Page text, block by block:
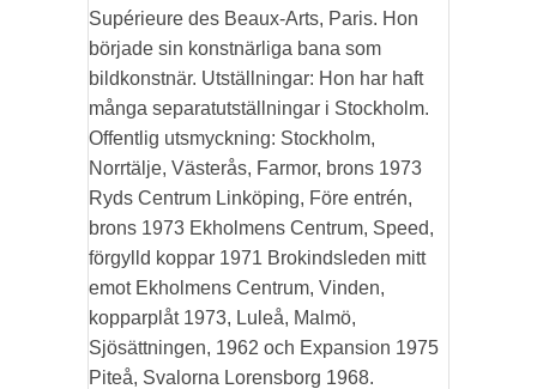
Supérieure des Beaux-Arts, Paris. Hon
började sin konstnärliga bana som
bildkonstnär. Utställningar: Hon har haft
många separatutställningar i Stockholm.
Offentlig utsmyckning: Stockholm,
Norrtälje, Västerås, Farmor, brons 1973
Ryds Centrum Linköping, Före entrén,
brons 1973 Ekholmens Centrum, Speed,
förgylld koppar 1971 Brokindsleden mitt
emot Ekholmens Centrum, Vinden,
kopparplåt 1973, Luleå, Malmö,
Sjösättningen, 1962 och Expansion 1975
Piteå, Svalorna Lorensborg 1968.